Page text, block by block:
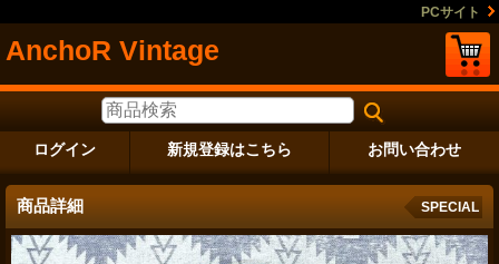
PCサイト
AnchoR Vintage
ログイン 新規登録はこちら お問い合わせ
商品詳細 SPECIAL